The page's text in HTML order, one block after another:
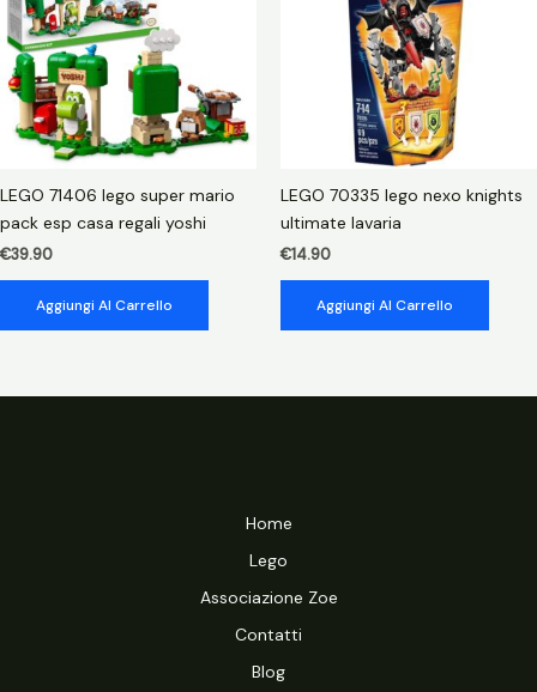
LEGO 71406 lego super mario
pack esp casa regali yoshi
€39.90
Aggiungi Al Carrello
LEGO 70335 lego nexo knights
ultimate lavaria
€14.90
Aggiungi Al Carrello
Home
Lego
Associazione Zoe
Contatti
Blog